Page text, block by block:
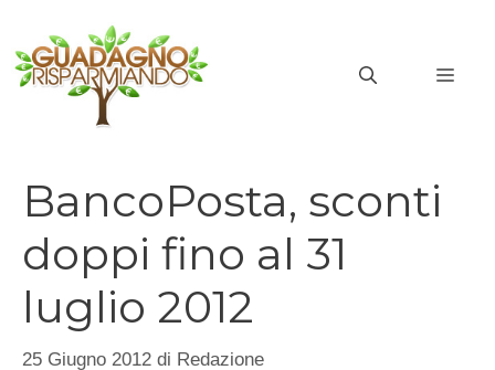
contenuto
BancoPosta, sconti
doppi fino al 31
luglio 2012
25 Giugno 2012 di Redazione